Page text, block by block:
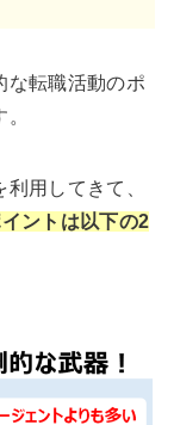
な転職活動のポ
用してきて、
ントは以下の2